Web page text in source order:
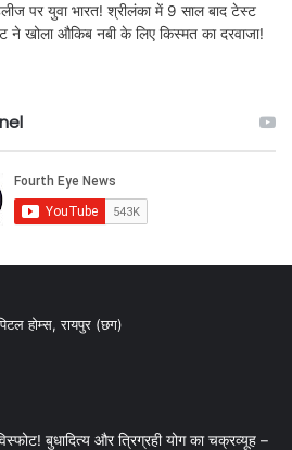
पर युवा भारत! श्रीलंका में 9 साल बाद टेस्ट
ने खोला औकिब नबी के लिए किस्मत का दरवाजा!
होम्स, रायपुर (छग)
बुधादित्य और त्रिग्रही योग का चक्रव्यूह –